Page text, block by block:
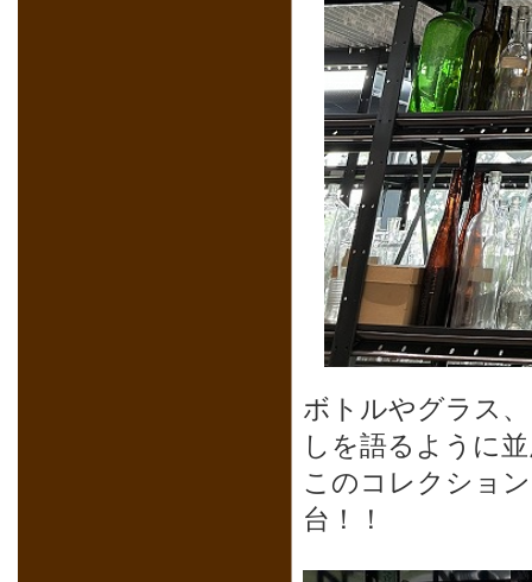
ボトルやグラス
しを語るように
このコレクショ
台！！